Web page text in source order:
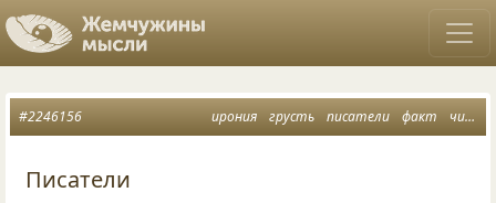
ирония грусть писатели факт читатели
#2246156
Писатели